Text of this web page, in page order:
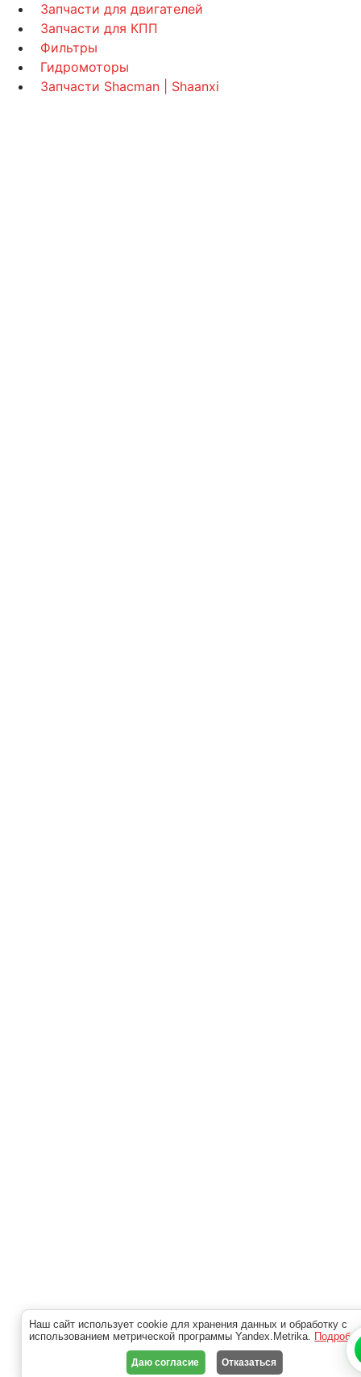
Наш сайт использует cookie для хранения данных и обработку с
использованием метрической программы Yandex.Metrika.
Даю согласие Отказаться
Запчасти для двигателей
Запчасти для КПП
Фильтры
Гидромоторы
Запчасти Shacman | Shaanxi